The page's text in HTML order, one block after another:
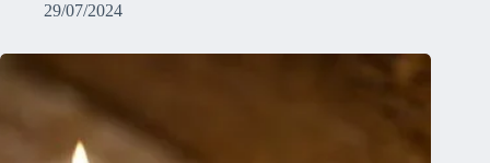
29/07/2024